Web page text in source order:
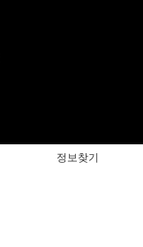
정보찾기